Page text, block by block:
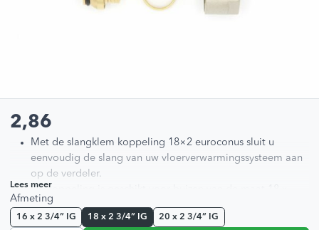
2,86
Met de slangklem koppeling 18×2 euroconus sluit u
eenvoudig de slang van uw vloerverwarmingssysteem aan
op de verdeler.
De koppeling is geschikt voor buizen van de maat 18 x
2mm type PE-RT of AKB.
Maat 18 x 2 3/4” IG.
Lees meer
Afmeting
16 x 2 3/4” IG 18 x 2 3/4” IG 20 x 2 3/4” IG